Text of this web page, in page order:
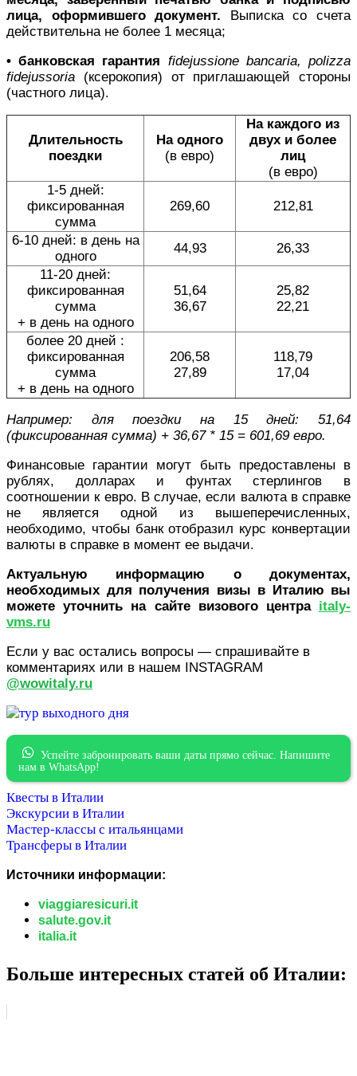
лица, оформившего документ. Выписка со счета
действительна не более 1 месяца;
• банковская гарантия fidejussione bancaria,polizza
fidejussoria (ксерокопия) от приглашающей стороны
(частного лица).
Длительность
поездки
На одного
(в евро)
На каждого из
двух и более
лиц
(в евро)
1-5 дней:
фиксированная
сумма
269,60 212,81
6-10 дней: в день на
одного
44,93
26,33
11-20 дней:
фиксированная
сумма
+ в день на одного
51,64
36,67
25,82
22,21
более 20 дней :
фиксированная
сумма
+ в день на одного
206,58
27,89
118,79
17,04
Например: для поездки на 15 дней: 51,64
(фиксированная сумма) + 36,67 * 15 = 601,69 евро.
Финансовые гарантии могут быть предоставлены в
рублях, долларах и фунтах стерлингов в
соотношении к евро. В случае, если валюта в справке
не является одной из вышеперечисленных,
необходимо, чтобы банк отобразил курс конвертации
валюты в справке в момент ее выдачи.
Актуальную информацию о документах,
необходимых для получения визы в Италию вы
можете уточнить на сайте визового центра italy-
vms.ru
Если у вас остались вопросы — спрашивайте в
комментариях или в нашем INSTAGRAM
@wowitaly.ru
Успейте забронировать ваши даты прямо сейчас. Напишите
нам в WhatsApp!
Квесты в Италии
Экскурсии в Италии
Мастер-классы с итальянцами
Трансферы в Италии
Источники информации:
viaggiaresicuri.it
salute.gov.it
italia.it
Больше интересных статей об Италии: